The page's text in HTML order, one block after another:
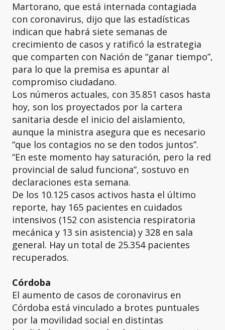
Martorano, que está internada contagiada
con coronavirus, dijo que las estadísticas
indican que habrá siete semanas de
crecimiento de casos y ratificó la estrategia
que comparten con Nación de “ganar tiempo”,
para lo que la premisa es apuntar al
compromiso ciudadano.
Los números actuales, con 35.851 casos hasta
hoy, son los proyectados por la cartera
sanitaria desde el inicio del aislamiento,
aunque la ministra asegura que es necesario
“que los contagios no se den todos juntos”.
“En este momento hay saturación, pero la red
provincial de salud funciona”, sostuvo en
declaraciones esta semana.
De los 10.125 casos activos hasta el último
reporte, hay 165 pacientes en cuidados
intensivos (152 con asistencia respiratoria
mecánica y 13 sin asistencia) y 328 en sala
general. Hay un total de 25.354 pacientes
recuperados.
Córdoba
El aumento de casos de coronavirus en
Córdoba está vinculado a brotes puntuales
por la movilidad social en distintas